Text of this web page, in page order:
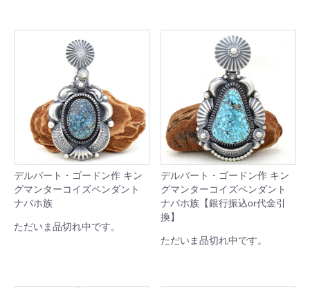
デルバート・ゴードン作 キン
グマンターコイズペンダント
ナバホ族
ただいま品切れ中です。
デルバート・ゴードン作 キン
グマンターコイズペンダント
ナバホ族【銀行振込or代金引
換】
ただいま品切れ中です。